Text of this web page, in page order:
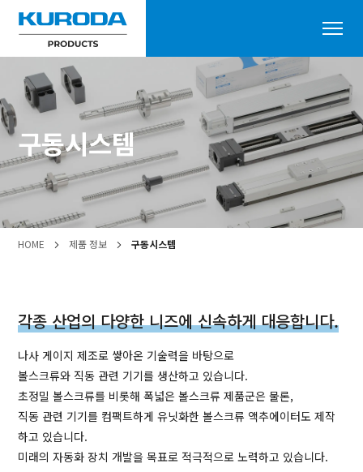
구동시스템
HOME 제품 정보 구동시스템
각종 산업의 다양한 니즈에 신속하게 대응합니다.
나사 게이지 제조로 쌓아온 기술력을 바탕으로
볼스크류와 직동 관련 기기를 생산하고 있습니다.
초정밀 볼스크류를 비롯해 폭넓은 볼스크류 제품군은 물론,
직동 관련 기기를 컴팩트하게 유닛화한 볼스크류 액추에이터도 제작
하고 있습니다.
미래의 자동화 장치 개발을 목표로 적극적으로 노력하고 있습니다.